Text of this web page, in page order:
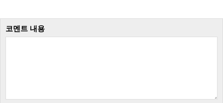
코멘트 내용